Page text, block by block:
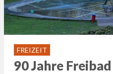
FREIZEIT
90 Jahre